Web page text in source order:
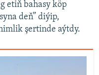
etiň bahasy köp
deň” diýip,
şertinde aýtdy.